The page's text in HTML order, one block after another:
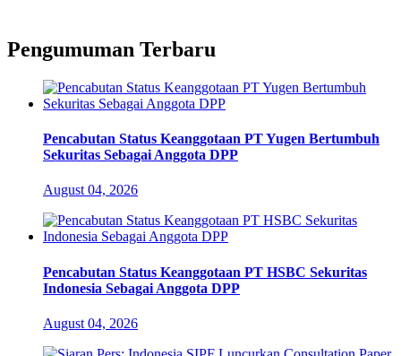
Pengumuman Terbaru
Pencabutan Status Keanggotaan PT Yugen Bertumbuh
Sekuritas Sebagai Anggota DPP
August 04, 2026
Pencabutan Status Keanggotaan PT HSBC Sekuritas
Indonesia Sebagai Anggota DPP
August 04, 2026